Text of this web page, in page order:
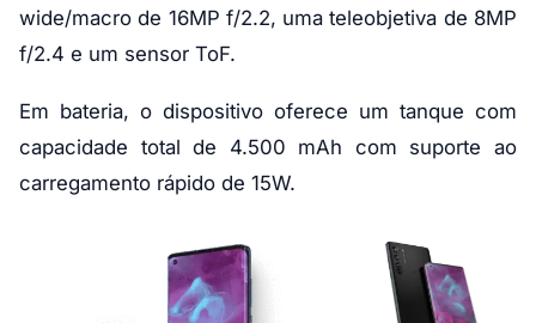
wide/macro de 16MP f/2.2, uma teleobjetiva de 8MP
f/2.4 e um sensor ToF.
Em bateria, o dispositivo oferece um tanque com
capacidade total de 4.500 mAh com suporte ao
carregamento rápido de 15W.